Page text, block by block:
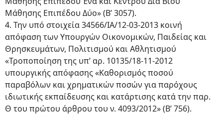
Μάθησης Επιπέδου Δύο» (Β’ 3057).
4. Την υπό στοιχεία 34566/ΙΑ/12-03-2013 κοινή
απόφαση των Υπουργών Οικονομικών, Παιδείας και
Θρησκευμάτων, Πολιτισμού και Αθλητισμού
«Τροποποίηση της υπ’ αρ. 10135/18-11-2012
υπουργικής απόφασης «Καθορισμός ποσού
παραβόλων και χρηματικών ποσών για παρόχους
ιδιωτικής εκπαίδευσης και κατάρτισης κατά την παρ.
Θ του πρώτου άρθρου του ν. 4093/2012» (Β’ 756).